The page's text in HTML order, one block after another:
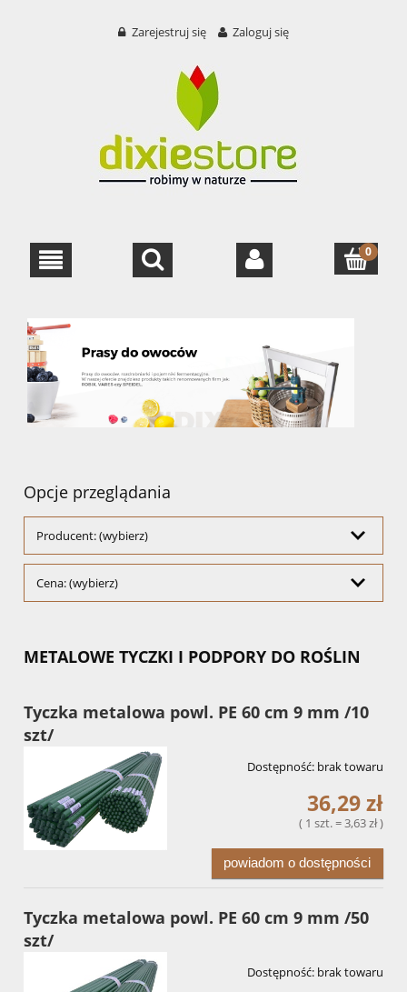
Zarejestruj się Zaloguj się
Opcje przeglądania
Producent: (wybierz)
Cena: (wybierz)
METALOWE TYCZKI I PODPORY DO ROŚLIN
Tyczka metalowa powl. PE 60 cm 9 mm /10
szt/
Dostępność: brak towaru
36,29 zł
( 1 szt. = 3,63 zł )
powiadom o dostępności
Tyczka metalowa powl. PE 60 cm 9 mm /50
szt/
Dostępność: brak towaru